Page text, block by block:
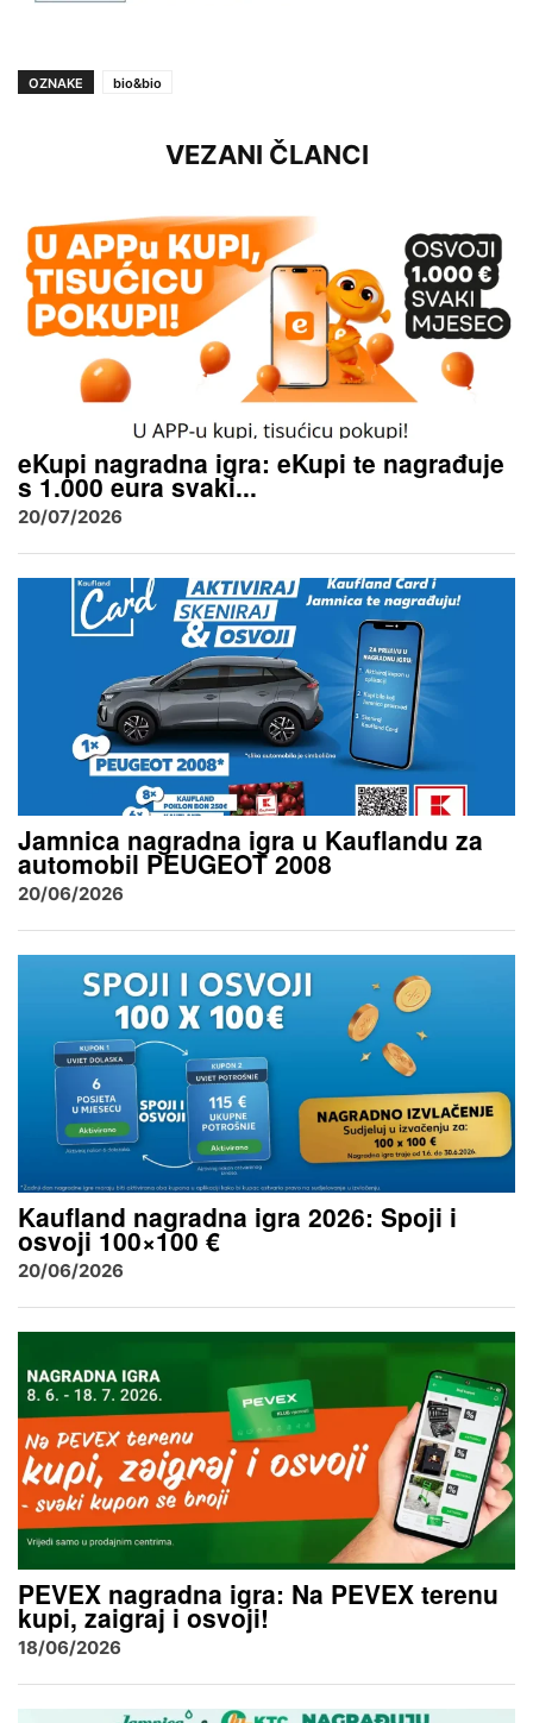
OZNAKE bio&bio
VEZANI ČLANCI
eKupi nagradna igra: eKupi te nagrađuje
s 1.000 eura svaki...
20/07/2026
Jamnica nagradna igra u Kauflandu za
automobil PEUGEOT 2008
20/06/2026
Kaufland nagradna igra 2026: Spoji i
osvoji 100×100 €
20/06/2026
PEVEX nagradna igra: Na PEVEX terenu
kupi, zaigraj i osvoji!
18/06/2026